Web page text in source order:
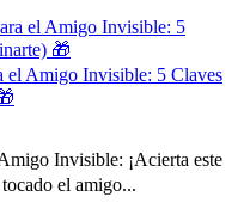
el Amigo Invisible: 5 Claves
Invisible: ¡Acierta este
el amigo...